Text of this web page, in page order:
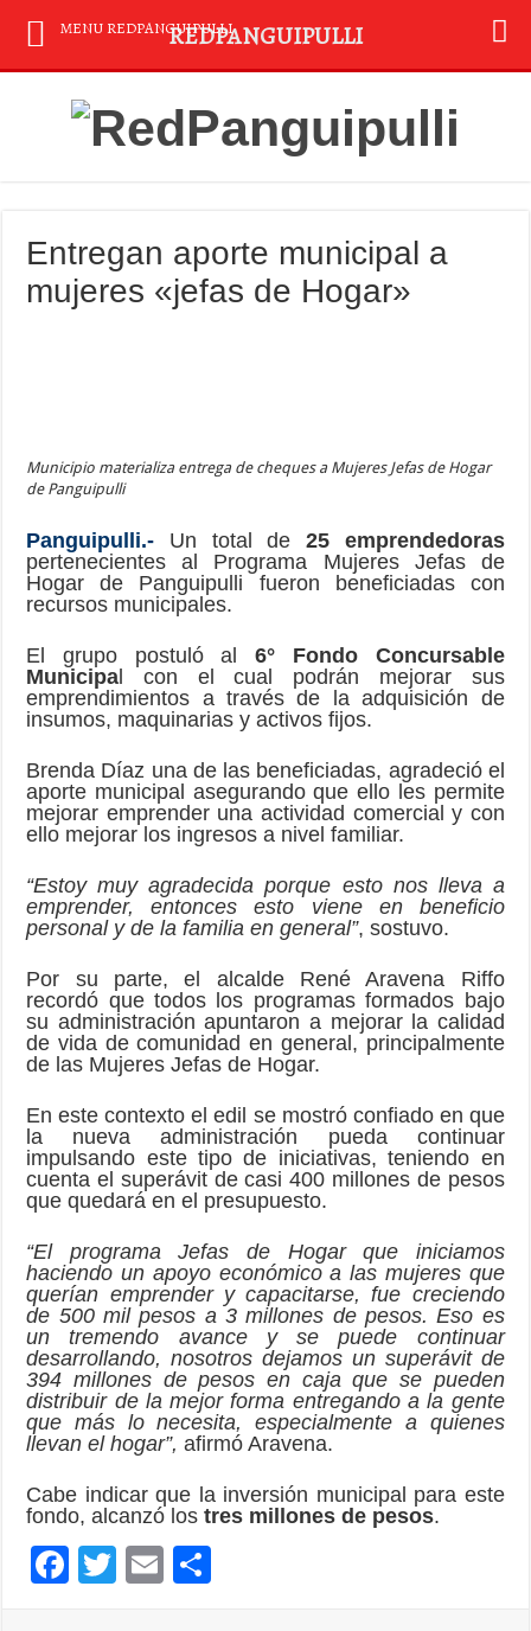
Entregan aporte municipal a
mujeres «jefas de Hogar»
Municipio materializa entrega de cheques a Mujeres Jefas de Hogar
de Panguipulli
Panguipulli.- Un total de25 emprendedoras
pertenecientes al Programa Mujeres Jefas de
Hogar de Panguipulli fueron beneficiadas con
recursos municipales.
El grupo postuló al6° Fondo Concursable
Municipa l con el cual podrán mejorar sus
emprendimientos a través de la adquisición de
insumos, maquinarias y activos fijos.
Brenda Díaz una de las beneficiadas, agradeció el
aporte municipal asegurando que ello les permite
mejorar emprender una actividad comercial y con
ello mejorar los ingresos a nivel familiar.
“Estoy muy agradecida porque esto nos lleva a
emprender, entonces esto viene en beneficio
personal y de la familia en general”, sostuvo.
Por su parte, el alcalde René Aravena Riffo
recordó que todos los programas formados bajo
su administración apuntaron a mejorar la calidad
de vida de comunidad en general, principalmente
de las Mujeres Jefas de Hogar.
En este contexto el edil se mostró confiado en que
la nueva administración pueda continuar
impulsando este tipo de iniciativas, teniendo en
cuenta el superávit de casi 400 millones de pesos
que quedará en el presupuesto.
“El programa Jefas de Hogar que iniciamos
haciendo un apoyo económico a las mujeres que
querían emprender y capacitarse, fue creciendo
de 500 mil pesos a 3 millones de pesos. Eso es
un tremendo avance y se puede continuar
desarrollando, nosotros dejamos un superávit de
394 millones de pesos en caja que se pueden
distribuir de la mejor forma entregando a la gente
que más lo necesita, especialmente a quienes
llevan el hogar”, afirmó Aravena.
Cabe indicar que la inversión municipal para este
fondo, alcanzó lostres millones de pesos.
F
T
E
MENU REDPANGUIPULLIREDPANGUIPULLI